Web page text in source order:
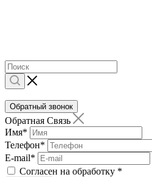
Обратный звонок
Обратная Связь
Имя*
Телефон*
E-mail*
Согласен на обработку *